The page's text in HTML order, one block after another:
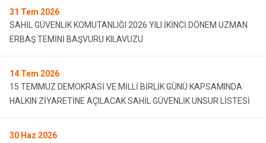
31 Tem 2026
SAHİL GÜVENLİK KOMUTANLIĞI 2026 YILI İKİNCİ DÖNEM UZMAN
ERBAŞ TEMİNİ BAŞVURU KILAVUZU
14 Tem 2026
15 TEMMUZ DEMOKRASİ VE MİLLİ BİRLİK GÜNÜ KAPSAMINDA
HALKIN ZİYARETİNE AÇILACAK SAHİL GÜVENLİK UNSUR LİSTESİ
30 Haz 2026